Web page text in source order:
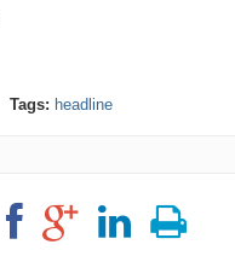
Tags: headline